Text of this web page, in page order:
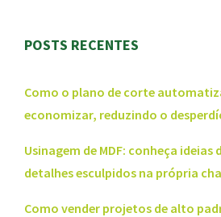
POSTS RECENTES
Como o plano de corte
economizar, reduzindo o
Usinagem de MDF: conheça ideias
detalhes esculpidos na própria
Como vender projetos de alto